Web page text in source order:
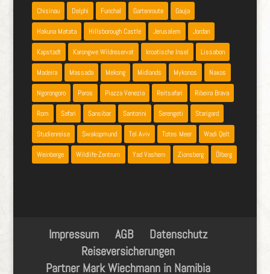
Chisinau Delphi Funchal Gartenroute Gauja
Hakuna Matata Hillsborough Castle Jerusalem Jordan
Kapstadt Karongwe Wildreservat kroatische Insel Lissabon
Madeira Massada Mekong Midlands Mykonos Naxos
Ngorongoro Paros Piazza Venezia Reitsafari Ribeira Brava
Rom Safari Sansibar Santorini Serengeti Starigard
Studienreise Swakopmund Tel Aviv Totes Meer Wadi Qelt
Weinberge Wildlife-Zentrum Yad Vashem Zionsberg Ölberg
Impressum AGB
Datenschutz
Reiseversicherungen
Partner Mark Wiechmann in Namibia